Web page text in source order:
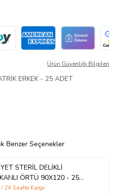
Ürün Güvenliği Bilgileri
ERKEK - 25 ADET
Benzer Seçenekler
STERİL DELİKLİ
ÖRTÜ 90X120 - 25
/ 24 Saatte Kargo